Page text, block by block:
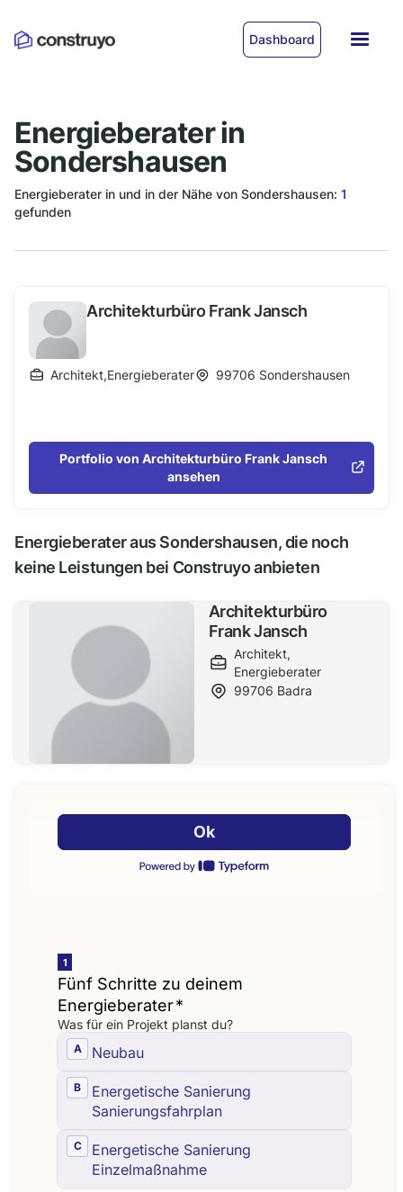
Dashboard
Energieberater in
Sondershausen
Energieberater in und in der Nähe von Sondershausen: 1
gefunden
Architekturbüro Frank Jansch
Architekt,Energieberater 99706 Sondershausen
Portfolio von Architekturbüro Frank Jansch
ansehen
Energieberater aus Sondershausen, die noch
keine Leistungen bei Construyo anbieten
Architekturbüro
Frank Jansch
Architekt,
Energieberater
99706 Badra